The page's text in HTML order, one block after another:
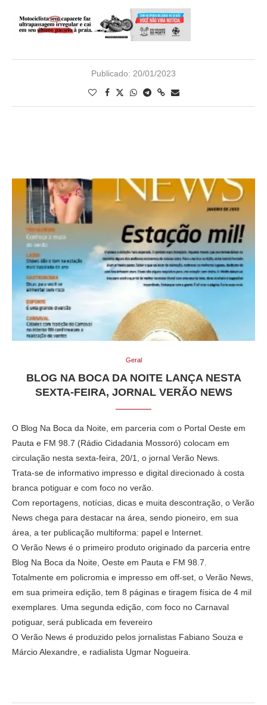
Publicado: 20/01/2023
Geral
BLOG NA BOCA DA NOITE LANÇA NESTA
SEXTA-FEIRA, JORNAL VERÃO NEWS
O Blog Na Boca da Noite, em parceria com o Portal Oeste em
Pauta e FM 98.7 (Rádio Cidadania Mossoró) colocam em
circulação nesta sexta-feira, 20/1, o jornal Verão News.
Trata-se de informativo impresso e digital direcionado à costa
branca potiguar e com foco no verão.
Com reportagens, notícias, dicas e muita descontração, o Verão
News chega para destacar na área, sendo pioneiro, em sua
área, a ter publicação multiforma: papel e Internet.
O Verão News é o primeiro produto originado da parceria entre
Blog Na Boca da Noite, Oeste em Pauta e FM 98.7.
Totalmente em policromia e impresso em off-set, o Verão News,
em sua primeira edição, tem 8 páginas e tiragem física de 4 mil
exemplares. Uma segunda edição, com foco no Carnaval
potiguar, será publicada em fevereiro
O Verão News é produzido pelos jornalistas Fabiano Souza e
Márcio Alexandre, e radialista Ugmar Nogueira.